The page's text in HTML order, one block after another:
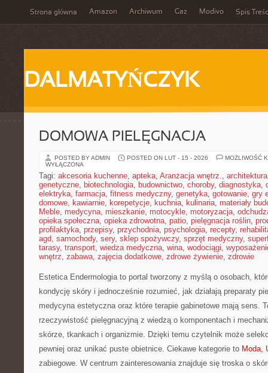
Strona główna Amazon Archiwum Gaz Modivo Spis
DALMATYŃCZYK
DOMOWA PIELĘGNACJA
POSTED BY ADMIN POSTED ON LUT - 15 - 2026
MOŻLIWOŚĆ
WYŁĄCZONA
Tagi: akcesoria kuchenne, apteka, Aranżacja wnętrz., architektura
genetyczne, biotechnologia, budownictwo, choroby, diagnostyka,
elektryka, farmacja, fitness medyczny, genetyka, gotowanie, gry
domowe, kawiarnie, korepetycje, kuchnia, kulinaria, materiały
Meble, medycyna, mieszkanie, motocykle, motoryzacja,
opieka społeczna, opieka zdrowotna, patio, pielęgnacja roślin,
profilaktyka, przepisy, przychodnia, psychologia, recepty,
agd, samochody, sery, sklep spożywczy, sprzęt medyczny,
tarasy, transport, wiedza medyczna, wina, wodociągi,
wnętrz, zabawa, zajęcia dodatkowe, zdrowe żywienie, zdrowie
Estetica Endermologia to portal tworzony z myślą o osobach,
kondycję skóry i jednocześnie rozumieć, jak działają preparaty
medycyna estetyczna oraz które terapie gabinetowe mają sens.
rzeczywistość pielęgnacyjną z wiedzą o komponentach i
skórze, tkankach i organizmie. Dzięki temu czytelnik może
pewniej oraz unikać puste obietnice. Ciekawe kategorie to Moda,
zabiegowe. W centrum zainteresowania znajduje się troska o